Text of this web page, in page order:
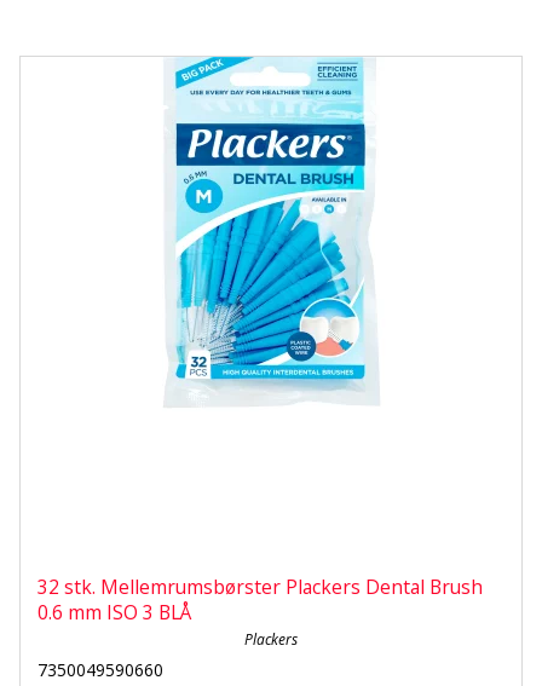
32 stk. Mellemrumsbørster Plackers Dental Brush
0.6 mm ISO 3 BLÅ
Plackers
7350049590660